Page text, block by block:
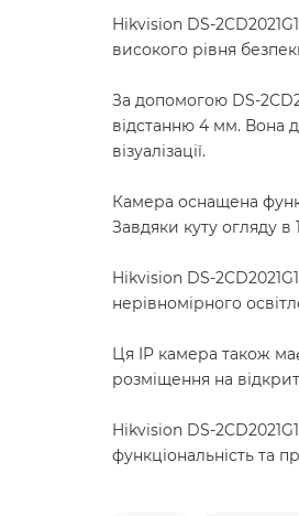
Hikvision DS-
високого рівня
За допомогою DS-
відстанню 4 мм. Вона
візуалізації.
Камера оснащена
Завдяки куту огляду в
Hikvision DS-
нерівномірного
Ця IP камера також
розміщення на
Hikvision DS-
функціональність та